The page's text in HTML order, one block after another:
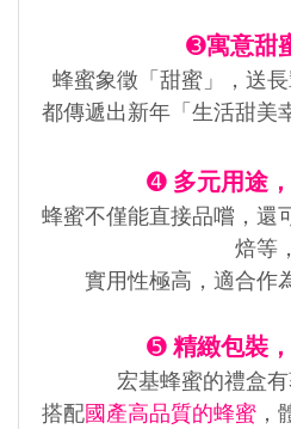
➌寓意甜
蜂蜜象徵「甜蜜」，送
都傳遞出新年「生活甜美
➍ 多元用途
蜂蜜不僅能直接品嚐，還
焙等，
實用性極高，適合作
➎ 精緻包裝
宏基蜂蜜的禮盒有
搭配國產高品質的蜂蜜 ，